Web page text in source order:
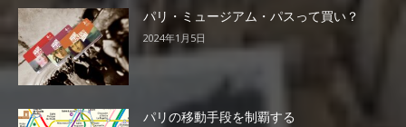
パリ・ミュージアム・パスって買い？
2024年1月5日
パリの移動手段を制覇する